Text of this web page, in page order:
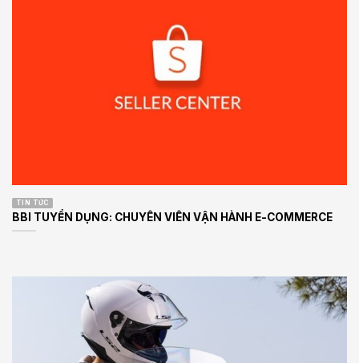
TIN TỨC
BBI TUYỂN DỤNG: CHUYÊN VIÊN VẬN HÀNH E-COMMERCE